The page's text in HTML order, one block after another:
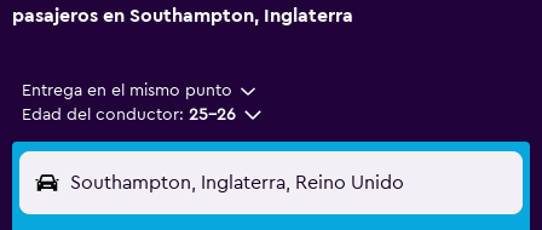
pasajeros en Southampton, Inglaterra
Entrega en el mismo punto
Edad del conductor: 25-26
Southampton, Inglaterra, Reino Unido